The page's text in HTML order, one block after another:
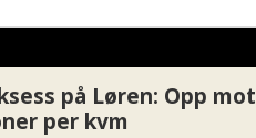
på Løren: Opp mot
per kvm